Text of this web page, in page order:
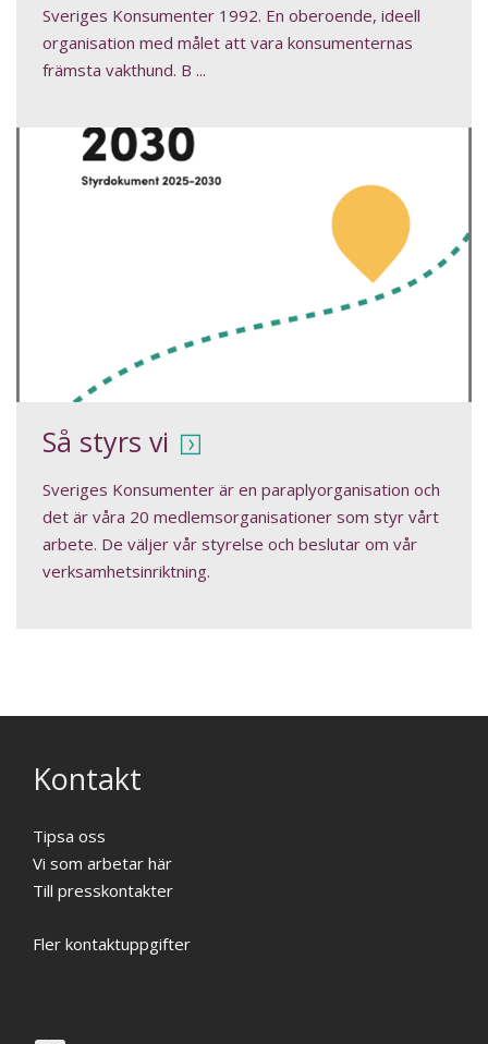
Sveriges Konsumenter 1992. En oberoende, ideell
organisation med målet att vara konsumenternas
främsta vakthund. B ...
Så styrs vi
Sveriges Konsumenter är en paraplyorganisation och
det är våra 20 medlemsorganisationer som styr vårt
arbete. De väljer vår styrelse och beslutar om vår
verksamhetsinriktning.
Kontakt
Tipsa oss
Vi som arbetar här
Till presskontakter
Fler kontaktuppgifter